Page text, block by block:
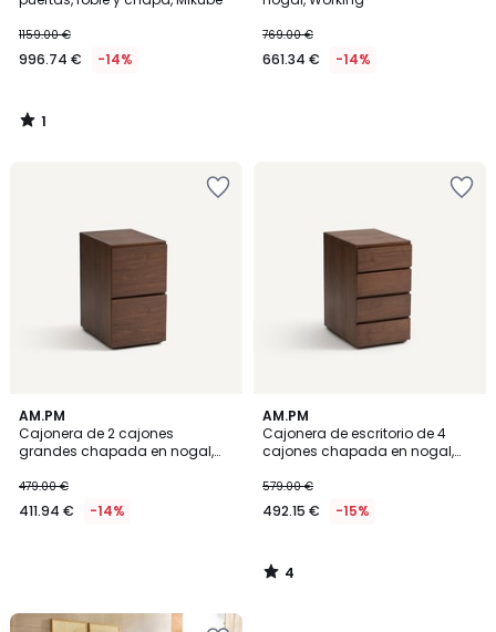
1159.00 €
996.74 € -14%
1
/
769.00 €
661.34 € -14%
AM.PM
Cajonera de 2 cajones
grandes chapada en nogal,
479.00 €
411.94 € -14%
AM.PM
Cajonera de escritorio de 4
cajones chapada en nogal,
579.00 €
492.15 € -15%
4
/
5
4
/